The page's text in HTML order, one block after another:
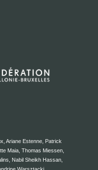
Ariane Estenne, Patrick
Maia, Thomas Miessen,
Nabil Sheikh Hassan,